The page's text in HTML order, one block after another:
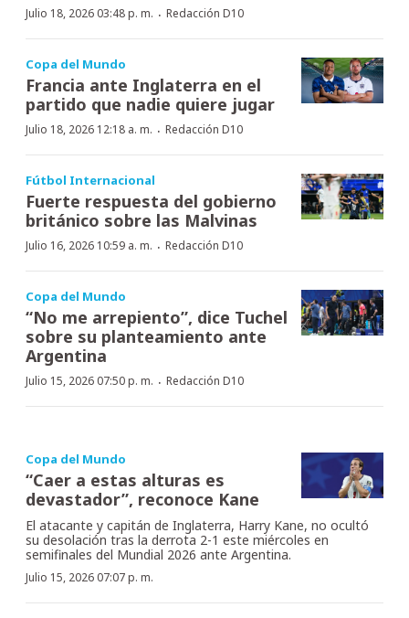
Julio 18, 2026 03:48 p. m. · Redacción D10
Copa del Mundo
Francia ante Inglaterra en el
partido que nadie quiere jugar
Julio 18, 2026 12:18 a. m. · Redacción D10
Fútbol Internacional
Fuerte respuesta del gobierno
británico sobre las Malvinas
Julio 16, 2026 10:59 a. m. · Redacción D10
Copa del Mundo
“No me arrepiento”, dice Tuchel
sobre su planteamiento ante
Argentina
Julio 15, 2026 07:50 p. m. · Redacción D10
Copa del Mundo
“Caer a estas alturas es
devastador”, reconoce Kane
El atacante y capitán de Inglaterra, Harry Kane, no ocultó
su desolación tras la derrota 2-1 este miércoles en
semifinales del Mundial 2026 ante Argentina.
Julio 15, 2026 07:07 p. m.